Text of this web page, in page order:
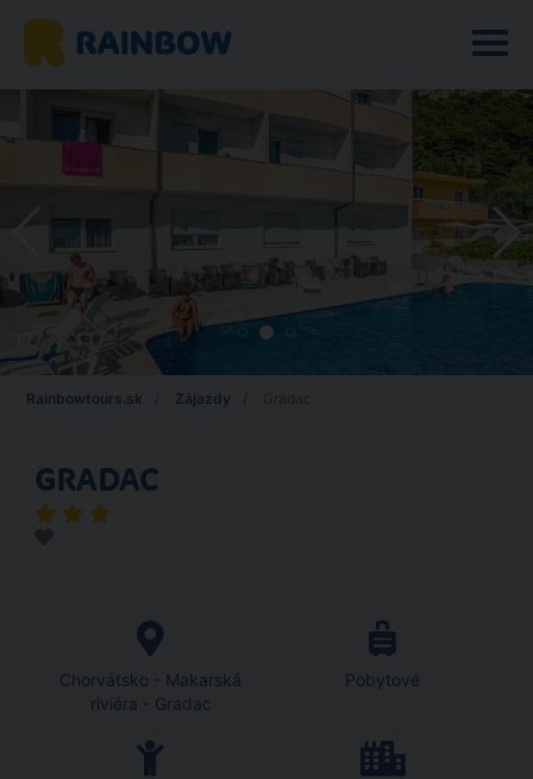
Rainbowtours.sk Zájazdy
GRADAC
Chorvátsko - Makarská
riviéra - Gradac
Pobytové